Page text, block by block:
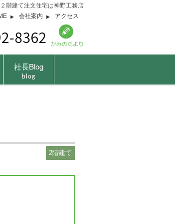
階建て注文住宅は神野工務店
会社案内 アクセス
社長Blog
blog
2階建て